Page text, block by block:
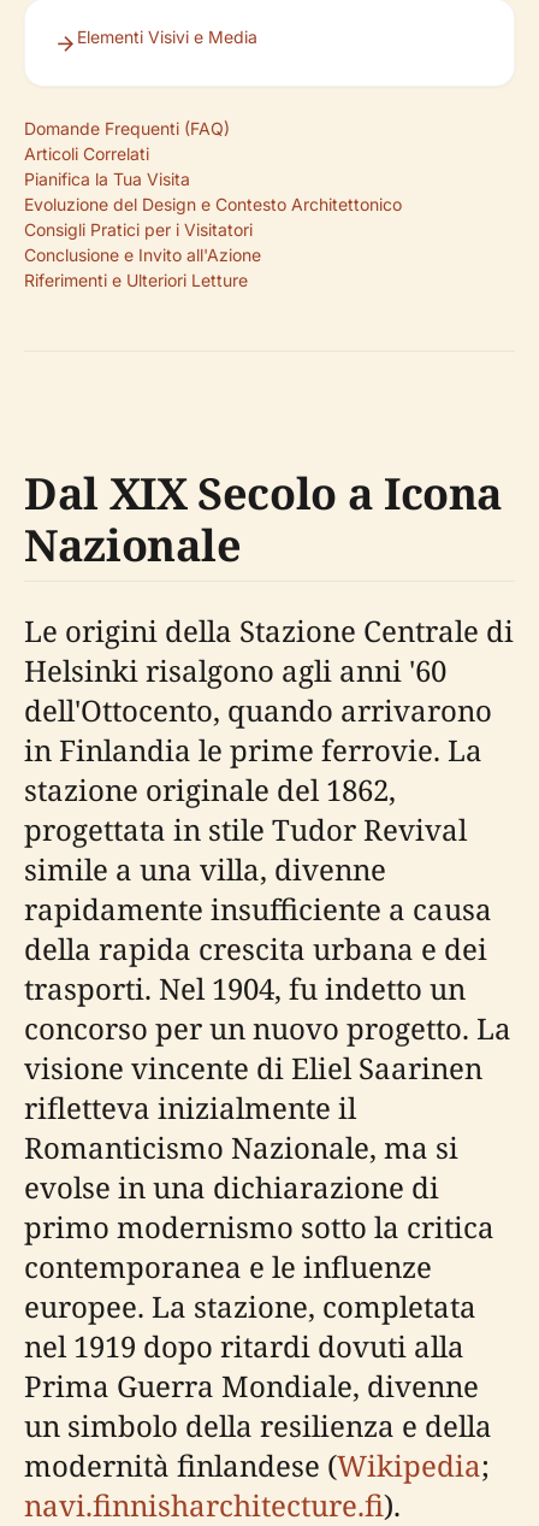
Elementi Visivi e Media
Domande Frequenti (FAQ)
Articoli Correlati
Pianifica la Tua Visita
Evoluzione del Design e Contesto Architettonico
Consigli Pratici per i Visitatori
Conclusione e Invito all'Azione
Riferimenti e Ulteriori Letture
Dal XIX Secolo a Icona
Nazionale
Le origini della Stazione Centrale di
Helsinki risalgono agli anni '60
dell'Ottocento, quando arrivarono
in Finlandia le prime ferrovie. La
stazione originale del 1862,
progettata in stile Tudor Revival
simile a una villa, divenne
rapidamente insufficiente a causa
della rapida crescita urbana e dei
trasporti. Nel 1904, fu indetto un
concorso per un nuovo progetto. La
visione vincente di Eliel Saarinen
rifletteva inizialmente il
Romanticismo Nazionale, ma si
evolse in una dichiarazione di
primo modernismo sotto la critica
contemporanea e le influenze
europee. La stazione, completata
nel 1919 dopo ritardi dovuti alla
Prima Guerra Mondiale, divenne
un simbolo della resilienza e della
modernità finlandese (Wikipedia;
navi.finnisharchitecture.fi).